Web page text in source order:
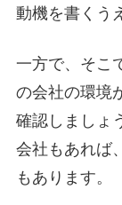
動機を書くう
一方で、そこ
の会社の環境
確認しましょ
会社もあれば
もあります。